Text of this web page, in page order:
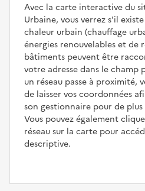
Avec la carte interactive du
Urbaine, vous verrez s'il
chaleur urbain (chauffage
énergies renouvelables et de
bâtiments peuvent être
votre adresse dans le champ
un réseau passe à proximité,
de laisser vos coordonnées
son gestionnaire pour de
Vous pouvez également
réseau sur la carte pour
descriptive.